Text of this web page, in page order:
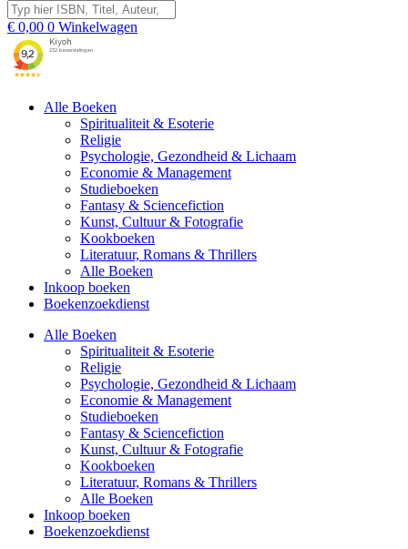
€ 0,00 0 Winkelwagen
Alle Boeken
Spiritualiteit & Esoterie
Religie
Psychologie, Gezondheid & Lichaam
Economie & Management
Studieboeken
Fantasy & Sciencefiction
Kunst, Cultuur & Fotografie
Kookboeken
Literatuur, Romans & Thrillers
Alle Boeken
Inkoop boeken
Boekenzoekdienst
Alle Boeken
Spiritualiteit & Esoterie
Religie
Psychologie, Gezondheid & Lichaam
Economie & Management
Studieboeken
Fantasy & Sciencefiction
Kunst, Cultuur & Fotografie
Kookboeken
Literatuur, Romans & Thrillers
Alle Boeken
Inkoop boeken
Boekenzoekdienst